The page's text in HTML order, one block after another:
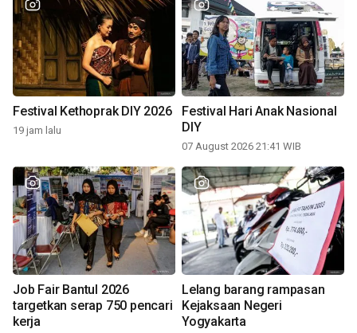
Festival Kethoprak DIY 2026
19 jam lalu
Festival Hari Anak Nasional
DIY
07 August 2026 21:41 WIB
Job Fair Bantul 2026
targetkan serap 750 pencari
kerja
Lelang barang rampasan
Kejaksaan Negeri
Yogyakarta